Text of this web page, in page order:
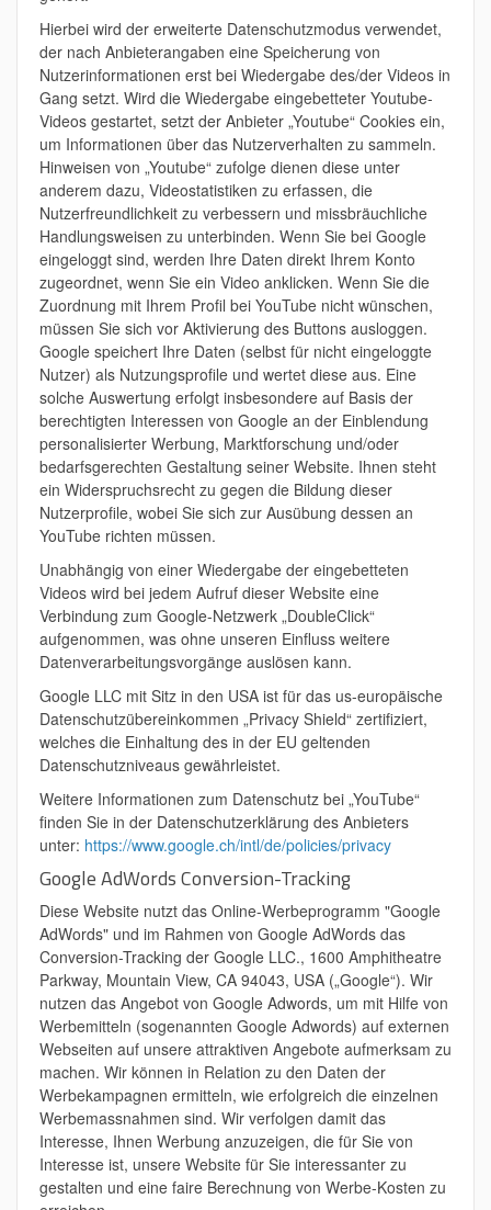
Hierbei wird der erweiterte Datenschutzmodus verwendet,
der nach Anbieterangaben eine Speicherung von
Nutzerinformationen erst bei Wiedergabe des/der Videos in
Gang setzt. Wird die Wiedergabe eingebetteter Youtube-
Videos gestartet, setzt der Anbieter „Youtube“ Cookies ein,
um Informationen über das Nutzerverhalten zu sammeln.
Hinweisen von „Youtube“ zufolge dienen diese unter
anderem dazu, Videostatistiken zu erfassen, die
Nutzerfreundlichkeit zu verbessern und missbräuchliche
Handlungsweisen zu unterbinden. Wenn Sie bei Google
eingeloggt sind, werden Ihre Daten direkt Ihrem Konto
zugeordnet, wenn Sie ein Video anklicken. Wenn Sie die
Zuordnung mit Ihrem Profil bei YouTube nicht wünschen,
müssen Sie sich vor Aktivierung des Buttons ausloggen.
Google speichert Ihre Daten (selbst für nicht eingeloggte
Nutzer) als Nutzungsprofile und wertet diese aus. Eine
solche Auswertung erfolgt insbesondere auf Basis der
berechtigten Interessen von Google an der Einblendung
personalisierter Werbung, Marktforschung und/oder
bedarfsgerechten Gestaltung seiner Website. Ihnen steht
ein Widerspruchsrecht zu gegen die Bildung dieser
Nutzerprofile, wobei Sie sich zur Ausübung dessen an
YouTube richten müssen.
Unabhängig von einer Wiedergabe der eingebetteten
Videos wird bei jedem Aufruf dieser Website eine
Verbindung zum Google-Netzwerk „DoubleClick“
aufgenommen, was ohne unseren Einfluss weitere
Datenverarbeitungsvorgänge auslösen kann.
Google LLC mit Sitz in den USA ist für das us-europäische
Datenschutzübereinkommen „Privacy Shield“ zertifiziert,
welches die Einhaltung des in der EU geltenden
Datenschutzniveaus gewährleistet.
Weitere Informationen zum Datenschutz bei „YouTube“
finden Sie in der Datenschutzerklärung des Anbieters
unter: https://www.google.ch/intl/de/policies/privacy
Google AdWords Conversion-Tracking
Diese Website nutzt das Online-Werbeprogramm "Google
AdWords" und im Rahmen von Google AdWords das
Conversion-Tracking der Google LLC., 1600 Amphitheatre
Parkway, Mountain View, CA 94043, USA („Google“). Wir
nutzen das Angebot von Google Adwords, um mit Hilfe von
Werbemitteln (sogenannten Google Adwords) auf externen
Webseiten auf unsere attraktiven Angebote aufmerksam zu
machen. Wir können in Relation zu den Daten der
Werbekampagnen ermitteln, wie erfolgreich die einzelnen
Werbemassnahmen sind. Wir verfolgen damit das
Interesse, Ihnen Werbung anzuzeigen, die für Sie von
Interesse ist, unsere Website für Sie interessanter zu
gestalten und eine faire Berechnung von Werbe-Kosten zu